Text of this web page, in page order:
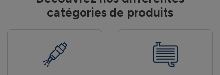
catégories de produits